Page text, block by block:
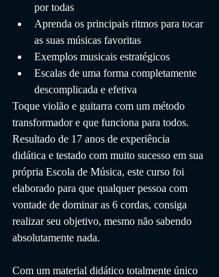
por todas
Aprenda os principais ritmos para tocar
as suas músicas favoritas
Exemplos musicais estratégicos
Escalas de uma forma completamente
descomplicada e efetiva
Toque violão e guitarra com um método
transformador e que funciona para todos.
Resultado de 17 anos de experiência
didática e testado com muito sucesso em sua
própria Escola de Música, este curso foi
elaborado para que qualquer pessoa com
vontade de dominar as 6 cordas, consiga
realizar seu objetivo, mesmo não sabendo
absolutamente nada.
Com um material didático totalmente único